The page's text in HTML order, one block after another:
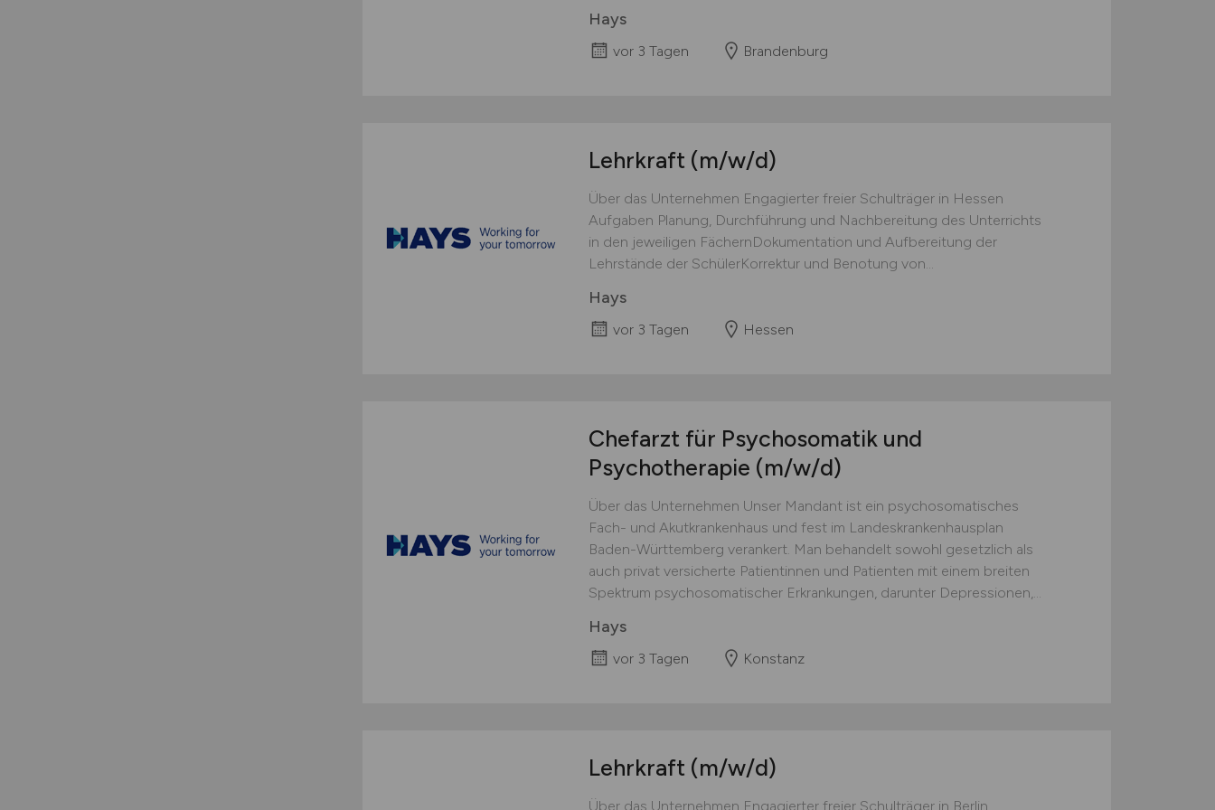
Hays
vor 3 Tagen Brandenburg
Lehrkraft (m/w/d)
Über das Unternehmen Engagierter freier Schulträger in Hessen
Aufgaben Planung, Durchführung und Nachbereitung des Unterrichts
in den jeweiligen FächernDokumentation und Aufbereitung der
Lehrstände der SchülerKorrektur und Benotung von...
Hays
vor 3 Tagen Hessen
Chefarzt für Psychosomatik und
Psychotherapie (m/w/d)
Über das Unternehmen Unser Mandant ist ein psychosomatisches
Fach- und Akutkrankenhaus und fest im Landeskrankenhausplan
Baden-Württemberg verankert. Man behandelt sowohl gesetzlich als
auch privat versicherte Patientinnen und Patienten mit einem breiten
Spektrum psychosomatischer Erkrankungen, darunter Depressionen,...
Hays
vor 3 Tagen Konstanz
Lehrkraft (m/w/d)
Über das Unternehmen Engagierter freier Schulträger in Berlin